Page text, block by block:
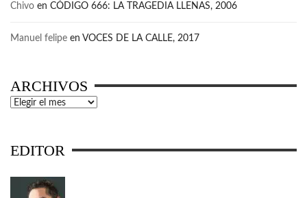
Chivo en CÓDIGO 666: LA TRAGEDIA LLENAS, 2006
Manuel felipe en VOCES DE LA CALLE, 2017
ARCHIVOS
Archivos
EDITOR